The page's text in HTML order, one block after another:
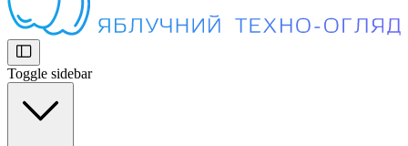
Toggle sidebar